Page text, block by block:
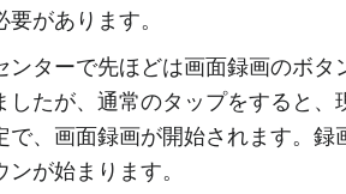
要があります。
ターで先ほどは画面録画のボタ
したが、通常のタップをすると、
で、画面録画が開始されます。録
が始まります。